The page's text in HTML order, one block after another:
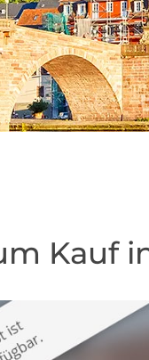
Kauf